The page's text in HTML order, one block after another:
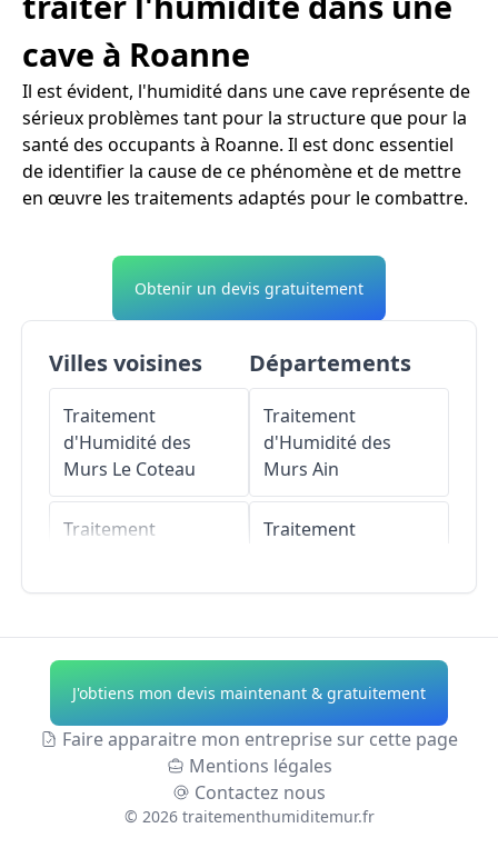
cave à Roanne
Il est évident, l'humidité dans une cave représente de
sérieux problèmes tant pour la structure que pour la
santé des occupants à Roanne. Il est donc essentiel
de identifier la cause de ce phénomène et de mettre
en œuvre les traitements adaptés pour le combattre.
Obtenir un devis gratuitement
Villes voisines
Traitement
d'Humidité des
Murs Le Coteau
Traitement
Traitement
d'Humidité des
Murs Perreux
Traitement
d'Humidité des
Commelle-
Départements
Traitement
d'Humidité des
Murs Ain
Traitement
Traitement
d'Humidité des
Murs Allier
Traitement
d'Humidité des
MursAlpes-de-
J'obtiens mon devis maintenant & gratuitement
Faire apparaitre mon entreprise sur cette page
Mentions légales
Contactez nous
© 2026 traitementhumiditemur.fr